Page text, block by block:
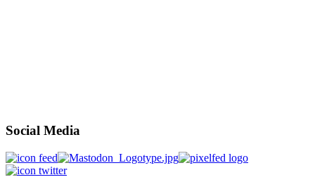
Social Media